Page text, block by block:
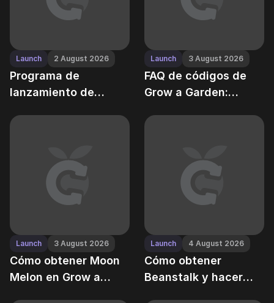
Launch 2 August 2026
Programa de
lanzamiento de
Garden: cuándo
Launch 3 August 2026
FAQ de códigos de
Grow a Garden:
reglas de doble uso
Launch 3 August 2026
Cómo obtener Moon
Melon en Grow a
Launch 4 August 2026
Cómo obtener
Beanstalk y hacer